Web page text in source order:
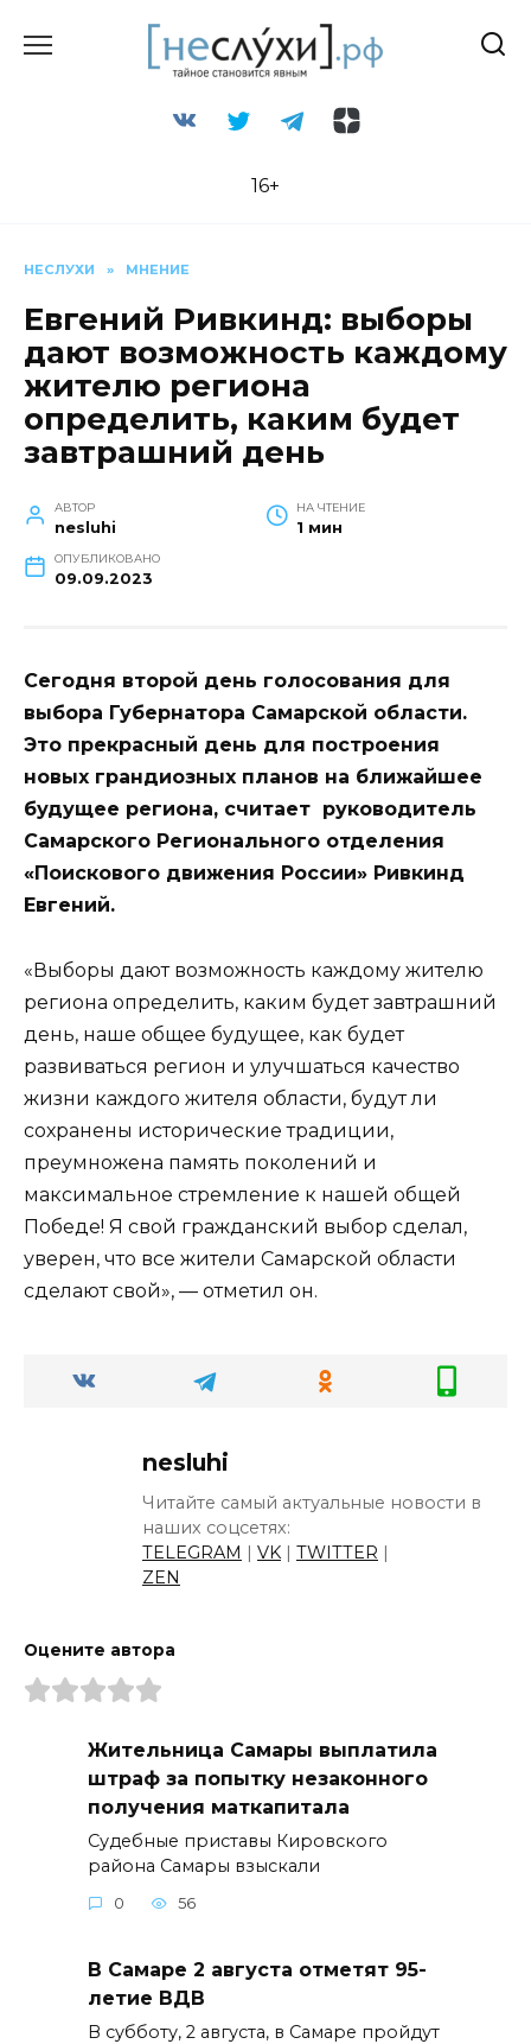
16+
НЕСЛУХИ » МНЕНИЕ
Евгений Ривкинд: выборы
дают возможность каждому
жителю региона
определить, каким будет
завтрашний день
АВТОР
nesluhi
НА ЧТЕНИЕ
1 мин
ОПУБЛИКОВАНО
09.09.2023
Сегодня второй день голосования для
выбора Губернатора Самарской области.
Это прекрасный день для построения
новых грандиозных планов на ближайшее
будущее региона, считает руководитель
Самарского Регионального отделения
«Поискового движения России» Ривкинд
Евгений.
«Выборы дают возможность каждому жителю
региона определить, каким будет завтрашний
день, наше общее будущее, как будет
развиваться регион и улучшаться качество
жизни каждого жителя области, будут ли
сохранены исторические традиции,
преумножена память поколений и
максимальное стремление к нашей общей
Победе! Я свой гражданский выбор сделал,
уверен, что все жители Самарской области
сделают свой», — отметил он.
nesluhi
Читайте самый актуальные новости в
наших соцсетях:
TELEGRAM | VK | TWITTER |
ZEN
Оцените автора
Жительница Самары выплатила
штраф за попытку незаконного
получения маткапитала
Судебные приставы Кировского
района Самары взыскали
0 56
В Самаре 2 августа отметят 95-
летие ВДВ
В субботу, 2 августа, в Самаре пройдут